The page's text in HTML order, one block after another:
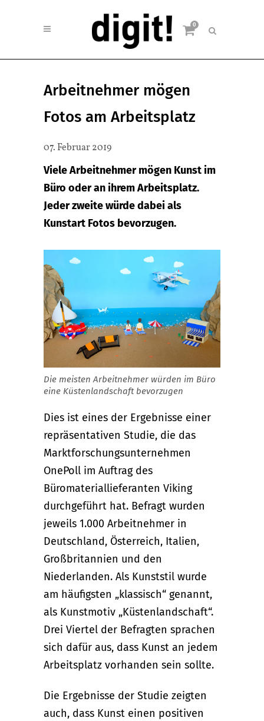
0
Arbeitnehmer mögen
Fotos am Arbeitsplatz
07. Februar 2019
Viele Arbeitnehmer mögen Kunst im
Büro oder an ihrem Arbeitsplatz.
Jeder zweite würde dabei als
Kunstart Fotos bevorzugen.
Die meisten Arbeitnehmer würden im Büro
eine Küstenlandschaft bevorzugen
Dies ist eines der Ergebnisse einer
repräsentativen Studie, die das
Marktforschungsunternehmen
OnePoll im Auftrag des
Büromateriallieferanten Viking
durchgeführt hat. Befragt wurden
jeweils 1.000 Arbeitnehmer in
Deutschland, Österreich, Italien,
Großbritannien und den
Niederlanden. Als Kunststil wurde
am häufigsten „klassisch“ genannt,
als Kunstmotiv „Küstenlandschaft“.
Drei Viertel der Befragten sprachen
sich dafür aus, dass Kunst an jedem
Arbeitsplatz vorhanden sein sollte.
Die Ergebnisse der Studie zeigten
auch, dass Kunst einen positiven